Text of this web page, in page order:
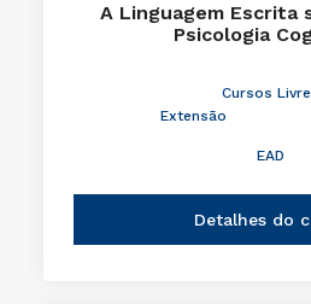
A Linguagem Escrita
Psicologia
Cursos
Extensão
EAD
Detalhes do